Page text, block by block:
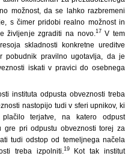
možnost, da se lahko razbremeni
s čimer pridobi realno možnost in
življenje zgraditi na novo. 17 V tem
skladnosti konkretne ureditve
pobudnik pravilno ugotavlja, da je
iskati v pravici do osebnega
instituta odpusta obveznosti treba
nastopijo tudi v sferi upnikov, ki
terjatve, na katero odpust
pri odpustu obveznosti torej za
tudi odstop od temeljnega načela
treba izpolniti. 19Kot tak institut